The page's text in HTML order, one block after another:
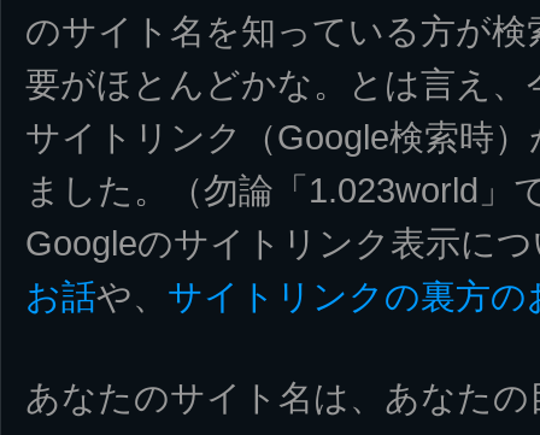
のサイト名を知っている方が
要がほとんどかな。とは言え
サイトリンク（Google検索時
ました。（勿論「1.023world」
Googleのサイトリンク表示に
お話や、 サイトリンクの裏方の
あなたのサイト名は、あなた